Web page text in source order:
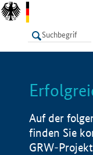
LISTE
Auf der
finden Sie
GRW-